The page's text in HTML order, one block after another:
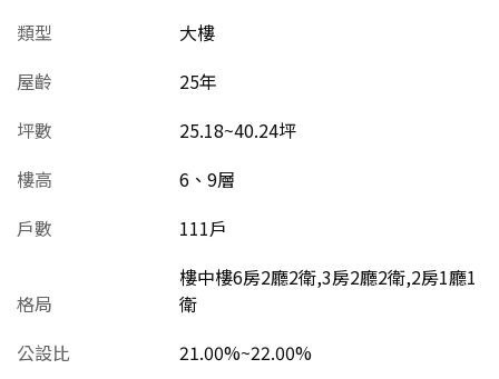
類型
大樓
屋齡
25年
坪數
25.18~40.24坪
樓高
6、9層
戶數
111戶
格局
樓中樓6房2廳2衛,3房2廳2衛,2房1廳1
衛
公設比
21.00%~22.00%